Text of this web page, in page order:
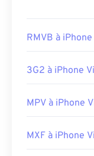
Sortie initiale :
https://
RMVB à
3G2 à iPhone
MPV à iPhone
MXF à iPhone